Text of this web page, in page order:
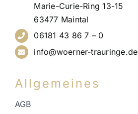
Marie-Curie-Ring 13-15
63477 Maintal
06181 43 86 7 – 0
info@woerner-trauringe.de
Allgemeines
AGB